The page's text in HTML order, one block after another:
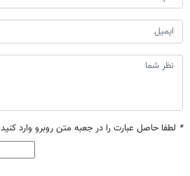
* لطفا حاصل عبارت را در جعبه متن روبرو وارد کنید